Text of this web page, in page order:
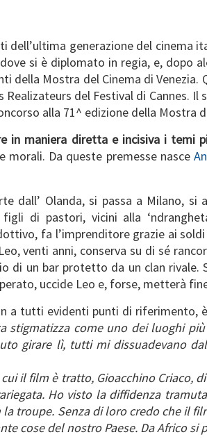
dell’ultima generazione del cinema
si è diplomato in regia, e, dopo
della Mostra del Cinema di
del Festival di Cannes. Il
alla 71^ edizione della Mostra
in maniera diretta e incisiva i temi
morali. Da queste premesse nasce
dall’ Olanda, si passa a Milano, si
di pastori, vicini alla
fa l’imprenditore grazie ai
venti anni, conserva su di sé
un bar protetto da un clan rivale.
uccide Leo e, forse, metterà
a tutti evidenti punti di riferimento,
come uno dei luoghi
girare lì, tutti mi dissuadevano
il film è tratto, Gioacchino Criaco,
Ho visto la diffidenza
troupe. Senza di loro credo che il
cose del nostro Paese. Da Africo si